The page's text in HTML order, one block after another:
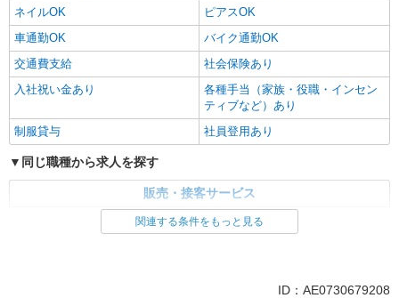
ネイルOK
ピアスOK
車通勤OK
バイク通勤OK
交通費支給
社会保険あり
入社祝い金あり
各種手当（家族・役職・インセン
ティブなど）あり
制服貸与
社員登用あり
同じ職種から求人を探す
販売・接客サービス
関連する条件をもっと見る
ID：AE0730679208